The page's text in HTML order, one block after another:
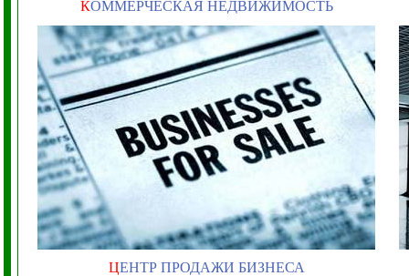
КОММЕРЧЕСКАЯ НЕДВИЖИМОСТЬ
ЦЕНТР ПРОДАЖИ БИЗНЕСА